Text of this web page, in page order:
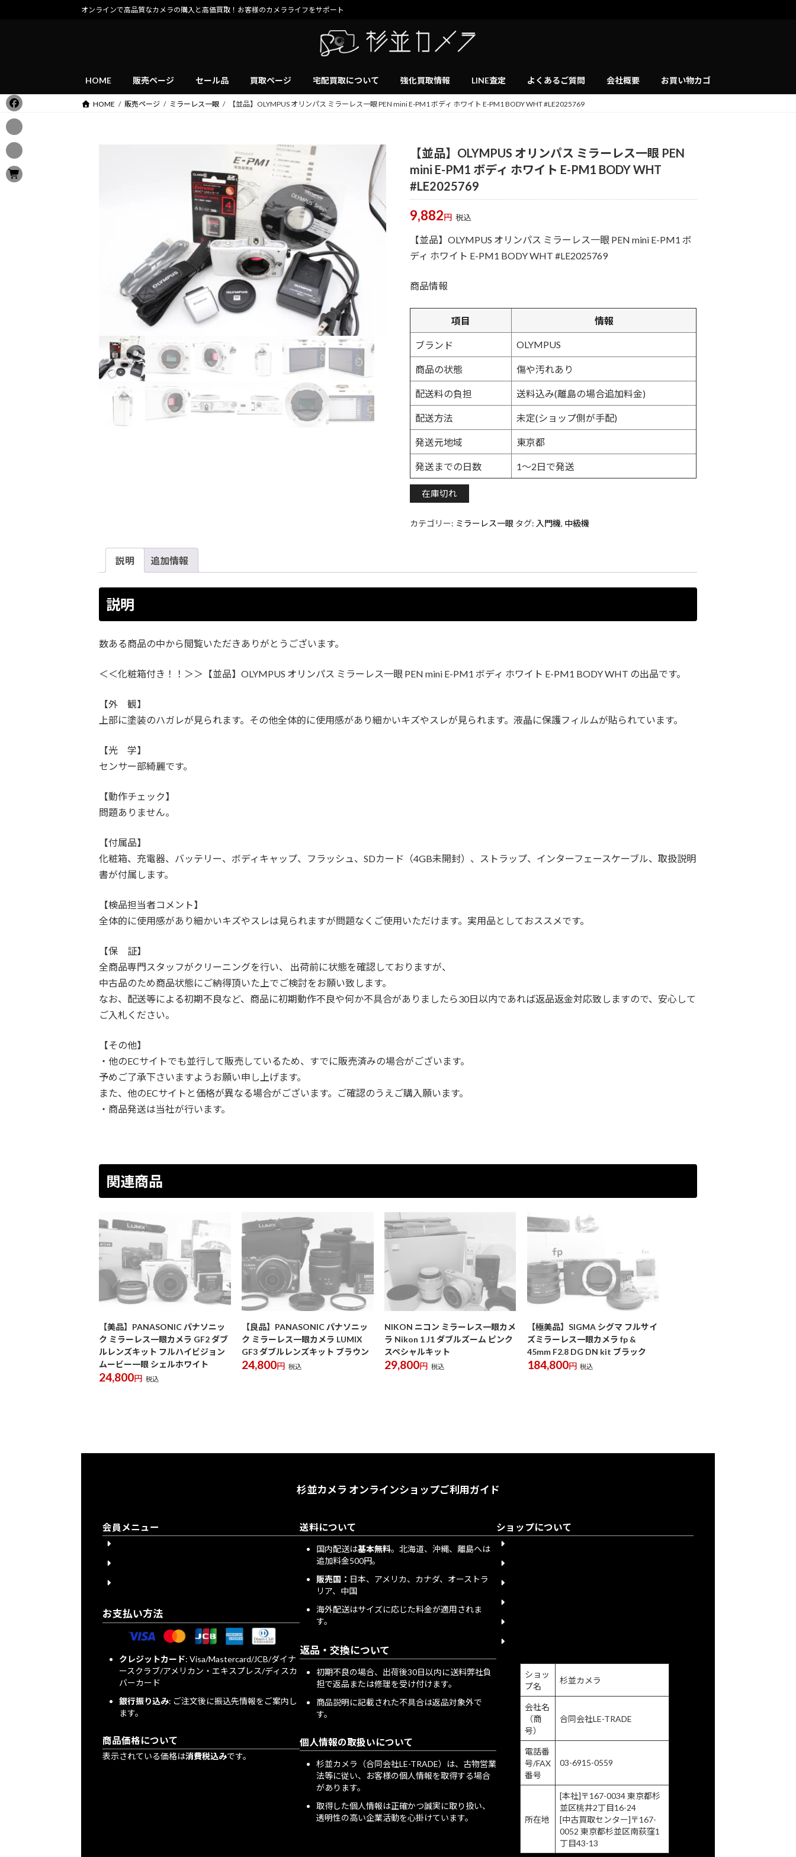
ス
キ
ッ
プ
ン
に
移
動
オンラインで高品質なカメラの購入と高価買取！お客様のカメラライフをサポート
HOME 販売ページ セール品 買取ページ 宅配買取について 強化買取情報 LINE査定 よくあるご質問 会社概要 お買い物カゴ
HOME 販売ページ ミラーレス一眼 【並品】OLYMPUS オリンパス ミラーレス一眼 PEN mini E-PM1 ボディ ホワイト E-PM1 BODY WHT #LE2025769
【並品】OLYMPUS オリンパス ミラーレス一眼 PEN
mini E-PM1 ボディ ホワイト E-PM1 BODY WHT
#LE2025769
9,882円 税込
【並品】OLYMPUS オリンパス ミラーレス一眼 PEN mini E-PM1 ボ
ディ ホワイト E-PM1 BODY WHT #LE2025769
商品情報
項目 情報
ブランド OLYMPUS
商品の状態 傷や汚れあり
配送料の負担 送料込み(離島の場合追加料金)
配送方法 未定(ショップ側が手配)
発送元地域 東京都
発送までの日数 1〜2日で発送
在庫切れ
カテゴリー: ミラーレス一眼 タグ: 入門機, 中級機
説明 追加情報
説明
数ある商品の中から閲覧いただきありがとうございます。
＜＜化粧箱付き！！＞＞【並品】OLYMPUS オリンパス ミラーレス一眼 PEN mini E-PM1 ボディ ホワイト E-PM1 BODY WHT の出品です。
【外 観】
上部に塗装のハガレが見られます。その他全体的に使用感があり細かいキズやスレが見られます。液晶に保護フィルムが貼られています。
【光 学】
センサー部綺麗です。
【動作チェック】
問題ありません。
【付属品】
化粧箱、充電器、バッテリー、ボディキャップ、フラッシュ、SDカード（4GB未開封）、ストラップ、インターフェースケーブル、取扱説明
書が付属します。
【検品担当者コメント】
全体的に使用感があり細かいキズやスレは見られますが問題なくご使用いただけます。実用品としておススメです。
【保 証】
全商品専門スタッフがクリーニングを行い、 出荷前に状態を確認しておりますが、
中古品のため商品状態にご納得頂いた上でご検討をお願い致します。
なお、配送等による初期不良など、商品に初期動作不良や何か不具合がありましたら30日以内であれば返品返金対応致しますので、安心して
ご入札ください。
【その他】
・他のECサイトでも並行して販売しているため、すでに販売済みの場合がございます。
予めご了承下さいますようお願い申し上げます。
また、他のECサイトと価格が異なる場合がございます。ご確認のうえご購入願います。
・商品発送は当社が行います。
関連商品
【美品】PANASONIC パナソニッ
ク ミラーレス一眼カメラ GF2 ダブ
ルレンズキット フルハイビジョン
ムービー一眼 シェルホワイト
24,800円 税込
【良品】PANASONIC パナソニッ
ク ミラーレス一眼カメラ LUMIX
GF3 ダブルレンズキット ブラウン
24,800円 税込
NIKON ニコン ミラーレス一眼カメ
ラ Nikon 1 J1 ダブルズーム ピンク
スペシャルキット
29,800円 税込
【極美品】SIGMA シグマ フルサイ
ズミラーレス一眼カメラ fp &
45mm F2.8 DG DN kit ブラック
184,800円 税込
杉並カメラ オンラインショップご利用ガイド
会員メニュー
お支払い方法
クレジットカード: Visa/Mastercard/JCB/ダイナ
ースクラブ/アメリカン・エキスプレス/ディスカ
バーカード
銀行振り込み: ご注文後に振込先情報をご案内し
ます。
商品価格について
表示されている価格は消費税込みです。
送料について
国内配送は基本無料。北海道、沖縄、離島へは
追加料金500円。
販売国： 日本、アメリカ、カナダ、オーストラ
リア、中国
海外配送はサイズに応じた料金が適用されま
す。
返品・交換について
初期不良の場合、出荷後30日以内に送料弊社負
担で返品または修理を受け付けます。
商品説明に記載された不具合は返品対象外で
す。
個人情報の取扱いについて
杉並カメラ（合同会社LE-TRADE）は、古物営業
法等に従い、お客様の個人情報を取得する場合
があります。
取得した個人情報は正確かつ誠実に取り扱い、
透明性の高い企業活動を心掛けています。
ショップについて
ショッ
プ名
杉並カメラ
会社名
（商
号）
合同会社LE-TRADE
電話番
号/FAX
番号
03-6915-0559
所在地
[本社]〒167-0034 東京都杉
並区桃井2丁目16-24
[中古買取センター]〒167-
0052 東京都杉並区南荻窪1
丁目43-13